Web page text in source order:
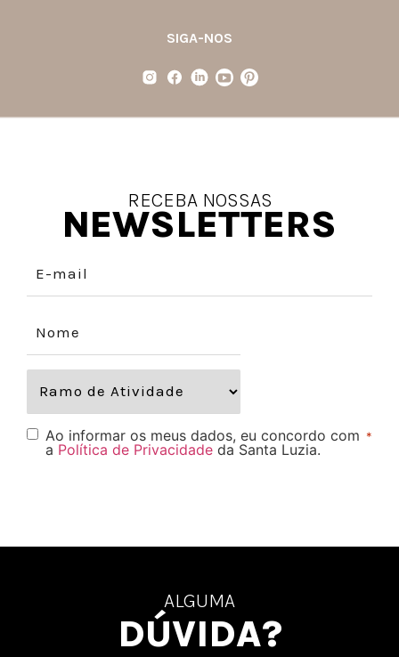
SIGA-NOS
RECEBA NOSSAS
NEWSLETTERS
Ao informar os meus dados, eu concordo com
a Política de Privacidade da Santa Luzia.
*
ALGUMA
DÚVIDA?